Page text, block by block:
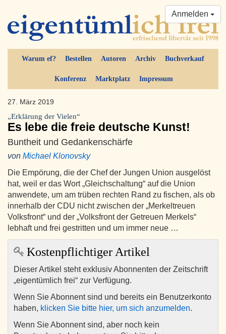
Warum ef? Bestellen Autoren Archiv Buchverkauf
Konferenz Marktplatz Impressum
Anmelden
27. März 2019
„Erklärung der Vielen“
Es lebe die freie deutsche Kunst!
Buntheit und Gedankenschärfe
von Michael Klonovsky
Die Empörung, die der Chef der Jungen Union ausgelöst
hat, weil er das Wort „Gleichschaltung“ auf die Union
anwendete, um am trüben rechten Rand zu fischen, als ob
innerhalb der CDU nicht zwischen der „Merkeltreuen
Volksfront“ und der „Volksfront der Getreuen Merkels“
lebhaft und frei gestritten und um immer neue …
Kostenpflichtiger Artikel
Dieser Artikel steht exklusiv Abonnenten der Zeitschrift
„eigentümlich frei“ zur Verfügung.
Wenn Sie Abonnent sind und bereits ein Benutzerkonto
haben, klicken Sie bitte hier, um sich anzumelden.
Wenn Sie Abonnent sind, aber noch kein